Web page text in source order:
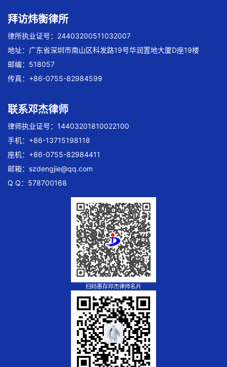
拜访炜衡律所
律所执业证号：24403200511032007
地址：广东省深圳市南山区科发路19号华润置地大厦D座19楼
邮编：518057
传真：+86-0755-82984599
联系邓杰律师
律师执业证号：14403201810022100
手机：+86-13715198118
座机：+86-0755-82984411
邮箱： szdengjie@qq.com
Q Q：578700168
扫码惠存邓杰律师名片